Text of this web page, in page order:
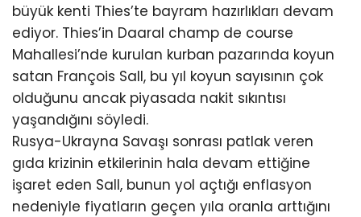
büyük kenti Thies’te bayram hazırlıkları devam
ediyor. Thies’in Daaral champ de course
Mahallesi’nde kurulan kurban pazarında koyun
satan François Sall, bu yıl koyun sayısının çok
olduğunu ancak piyasada nakit sıkıntısı
yaşandığını söyledi.
Rusya-Ukrayna Savaşı sonrası patlak veren
gıda krizinin etkilerinin hala devam ettiğine
işaret eden Sall, bunun yol açtığı enflasyon
nedeniyle fiyatların geçen yıla oranla arttığını